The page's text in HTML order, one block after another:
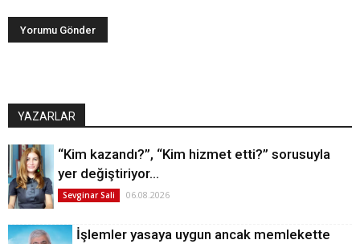
YAZARLAR
“Kim kazandı?”, “Kim hizmet etti?” sorusuyla
yer değiştiriyor…
Sevginar Sali 06.08.2026
İşlemler yasaya uygun ancak memlekette